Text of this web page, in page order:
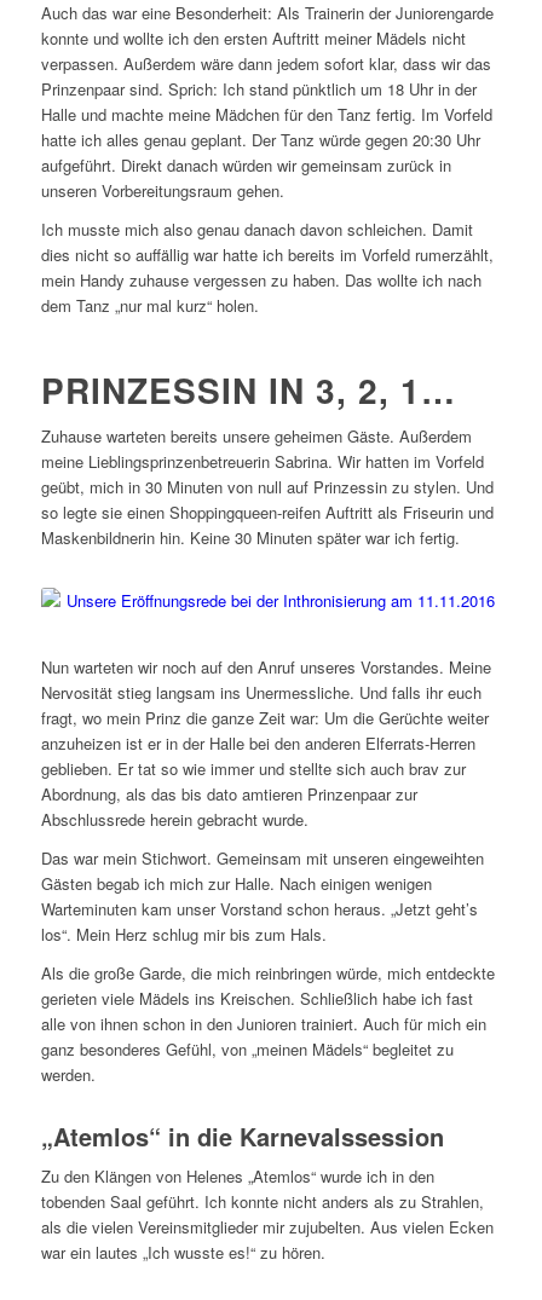
Auch das war eine Besonderheit: Als Trainerin der Juniorengarde
konnte und wollte ich den ersten Auftritt meiner Mädels nicht
verpassen. Außerdem wäre dann jedem sofort klar, dass wir das
Prinzenpaar sind. Sprich: Ich stand pünktlich um 18 Uhr in der
Halle und machte meine Mädchen für den Tanz fertig. Im Vorfeld
hatte ich alles genau geplant. Der Tanz würde gegen 20:30 Uhr
aufgeführt. Direkt danach würden wir gemeinsam zurück in
unseren Vorbereitungsraum gehen.
Ich musste mich also genau danach davon schleichen. Damit
dies nicht so auffällig war hatte ich bereits im Vorfeld rumerzählt,
mein Handy zuhause vergessen zu haben. Das wollte ich nach
dem Tanz „nur mal kurz“ holen.
PRINZESSIN IN 3, 2, 1…
Zuhause warteten bereits unsere geheimen Gäste. Außerdem
meine Lieblingsprinzenbetreuerin Sabrina. Wir hatten im Vorfeld
geübt, mich in 30 Minuten von null auf Prinzessin zu stylen. Und
so legte sie einen Shoppingqueen-reifen Auftritt als Friseurin und
Maskenbildnerin hin. Keine 30 Minuten später war ich fertig.
Nun warteten wir noch auf den Anruf unseres Vorstandes. Meine
Nervosität stieg langsam ins Unermessliche. Und falls ihr euch
fragt, wo mein Prinz die ganze Zeit war: Um die Gerüchte weiter
anzuheizen ist er in der Halle bei den anderen Elferrats-Herren
geblieben. Er tat so wie immer und stellte sich auch brav zur
Abordnung, als das bis dato amtieren Prinzenpaar zur
Abschlussrede herein gebracht wurde.
Das war mein Stichwort. Gemeinsam mit unseren eingeweihten
Gästen begab ich mich zur Halle. Nach einigen wenigen
Warteminuten kam unser Vorstand schon heraus. „Jetzt geht’s
los“. Mein Herz schlug mir bis zum Hals.
Als die große Garde, die mich reinbringen würde, mich entdeckte
gerieten viele Mädels ins Kreischen. Schließlich habe ich fast
alle von ihnen schon in den Junioren trainiert. Auch für mich ein
ganz besonderes Gefühl, von „meinen Mädels“ begleitet zu
werden.
„Atemlos“ in die Karnevalssession
Zu den Klängen von Helenes „Atemlos“ wurde ich in den
tobenden Saal geführt. Ich konnte nicht anders als zu Strahlen,
als die vielen Vereinsmitglieder mir zujubelten. Aus vielen Ecken
war ein lautes „Ich wusste es!“ zu hören.